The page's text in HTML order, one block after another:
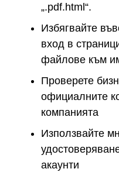
„.pdf.html“.
Избягвайте
вход в
файлове към
Проверете
официалните
компанията
Използвайте
акаунти